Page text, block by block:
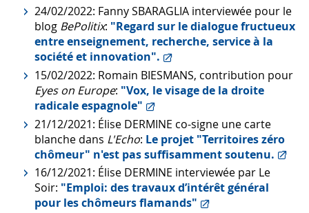
24/02/2022: Fanny SBARAGLIA interviewée pour le
blog BePolitix: "Regard sur le dialogue fructueux
entre enseignement, recherche, service à la
société et innovation".
15/02/2022: Romain BIESMANS, contribution pour
Eyes on Europe: "Vox, le visage de la droite
radicale espagnole"
21/12/2021: Élise DERMINE co-signe une carte
blanche dans L'Echo: Le projet "Territoires zéro
chômeur" n'est pas suffisamment soutenu.
16/12/2021: Élise DERMINE interviewée par Le
Soir: "Emploi: des travaux d’intérêt général
pour les chômeurs flamands"